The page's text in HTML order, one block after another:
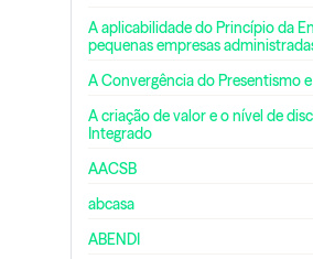
A aplicabilidade do Princípio da
pequenas empresas
A Convergência do Presentismo
A criação de valor e o nível de
Integrado
AACSB
abcasa
ABENDI